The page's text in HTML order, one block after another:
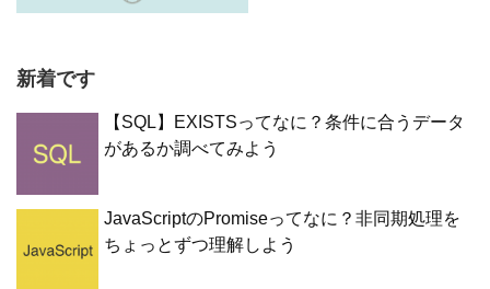
新着です
【SQL】EXISTSってなに？条件に合うデータ
があるか調べてみよう
JavaScriptのPromiseってなに？非同期処理を
ちょっとずつ理解しよう